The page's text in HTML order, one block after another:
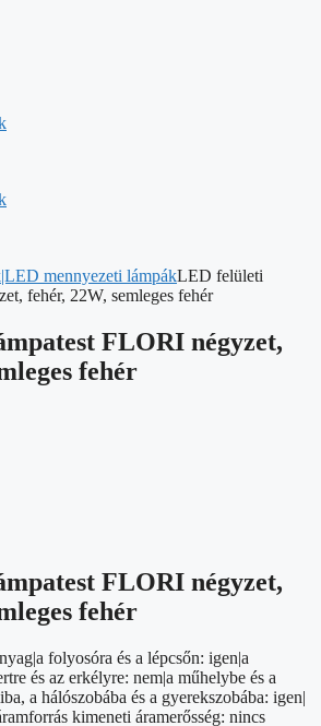
mennyezeti lámpákLED felületi
fehér, 22W, semleges fehér
FLORI négyzet,
fehér
FLORI négyzet,
fehér
folyosóra és a lépcsőn: igen|a
és az erkélyre: nem|a műhelybe és a
a hálószobába és a gyerekszobába: igen|
kimeneti áramerősség: nincs